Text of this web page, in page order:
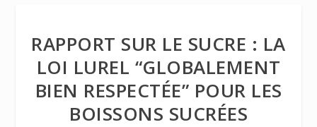
RAPPORT SUR LE SUCRE : LA
LOI LUREL “GLOBALEMENT
BIEN RESPECTÉE” POUR LES
BOISSONS SUCRÉES